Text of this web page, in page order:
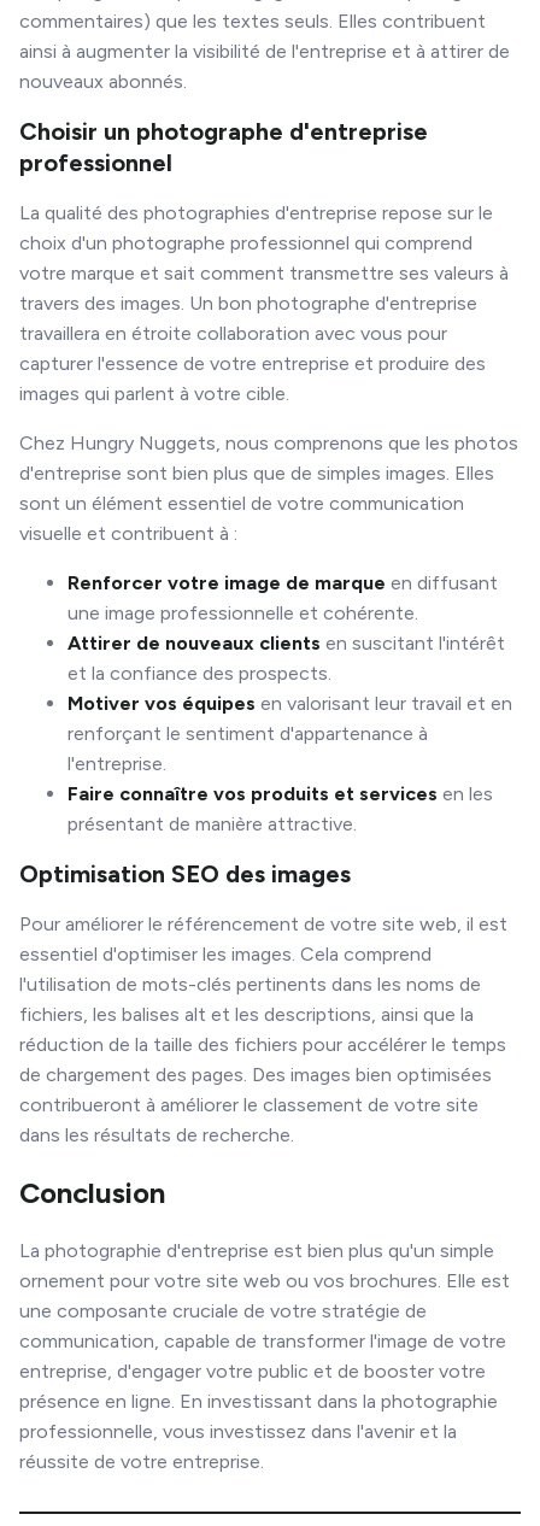
commentaires) que les textes seuls. Elles contribuent
ainsi à augmenter la visibilité de l'entreprise et à attirer de
nouveaux abonnés.
Choisir un photographe d'entreprise
professionnel
La qualité des photographies d'entreprise repose sur le
choix d'un photographe professionnel qui comprend
votre marque et sait comment transmettre ses valeurs à
travers des images. Un bon photographe d'entreprise
travaillera en étroite collaboration avec vous pour
capturer l'essence de votre entreprise et produire des
images qui parlent à votre cible.
Chez Hungry Nuggets, nous comprenons que les photos
d'entreprise sont bien plus que de simples images. Elles
sont un élément essentiel de votre communication
visuelle et contribuent à :
Renforcer votre image de marque en diffusant
une image professionnelle et cohérente.
Attirer de nouveaux clients en suscitant l'intérêt
et la confiance des prospects.
Motiver vos équipes en valorisant leur travail et en
renforçant le sentiment d'appartenance à
l'entreprise.
Faire connaître vos produits et services en les
présentant de manière attractive.
Optimisation SEO des images
Pour améliorer le référencement de votre site web, il est
essentiel d'optimiser les images. Cela comprend
l'utilisation de mots-clés pertinents dans les noms de
fichiers, les balises alt et les descriptions, ainsi que la
réduction de la taille des fichiers pour accélérer le temps
de chargement des pages. Des images bien optimisées
contribueront à améliorer le classement de votre site
dans les résultats de recherche.
Conclusion
La photographie d'entreprise est bien plus qu'un simple
ornement pour votre site web ou vos brochures. Elle est
une composante cruciale de votre stratégie de
communication, capable de transformer l'image de votre
entreprise, d'engager votre public et de booster votre
présence en ligne. En investissant dans la photographie
professionnelle, vous investissez dans l'avenir et la
réussite de votre entreprise.